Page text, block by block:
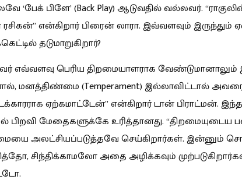
‘பேக் பிளே’ (Back Play) ஆடுவதில் வல்லவர்.
என்கிறார் பிரைன் லாரா. இவ்வளவும் இருந்தும்
தடுமாறுகிறார்?
எவ்வளவு பெரிய திறமையாளராக வேண்டுமானாலும்
மனத்திண்மை (Temperament) இல்லாவிட்டால்
ஏற்கமாட்டேன்” என்கிறார் டான் பிராட்மன்.
பிறவி மேதைகளுக்கே உரித்தானது. “திறமையுடைய
அலட்சியப்படுத்தவே செய்கிறார்கள். இன்னும்
சிந்திக்காமலோ அதை அழிக்கவும்